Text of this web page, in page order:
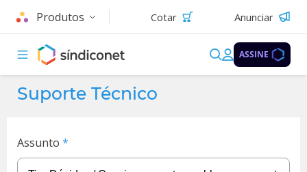
Produtos Cotar Anunciar
ASSINE
Suporte Técnico
Assunto